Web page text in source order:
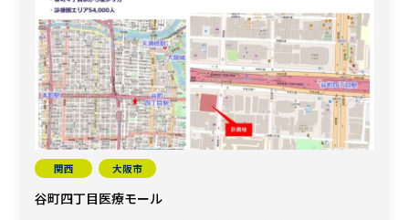
関西 大阪市
谷町四丁目医療モール